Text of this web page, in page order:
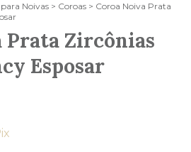
Noivas > Coroas > Coroa Noiva Prata
Prata Zircônias
Esposar